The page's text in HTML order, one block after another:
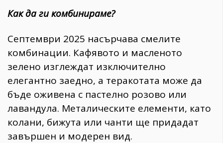
Как да ги комбинираме?
Септември 2025 насърчава смелите
комбинации. Кафявото и масленото
зелено изглеждат изключително
елегантно заедно, а теракотата може да
бъде оживена с пастелно розово или
лавандула. Металическите елементи, като
колани, бижута или чанти ще придадат
завършен и модерен вид.